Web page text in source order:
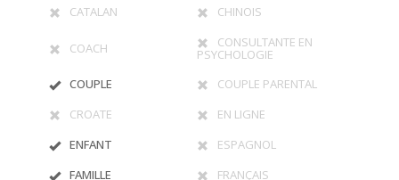
CATALAN
CHINOIS
COACH CONSULTANTE EN
PSYCHOLOGIE
COUPLE
COUPLE PARENTAL
CROATE
EN LIGNE
ENFANT
ESPAGNOL
FAMILLE
FRANÇAIS